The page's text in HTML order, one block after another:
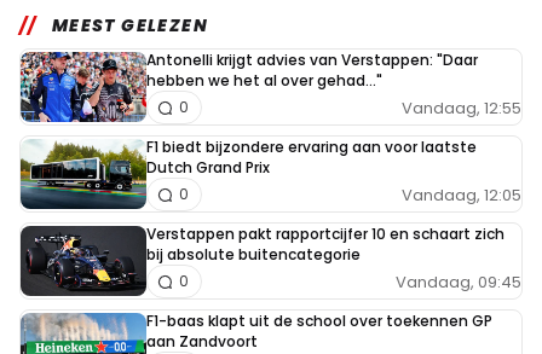
MEEST GELEZEN
Antonelli krijgt advies van Verstappen: "Daar
hebben we het al over gehad..."
Vandaag, 12:55
0
F1 biedt bijzondere ervaring aan voor laatste
Dutch Grand Prix
Vandaag, 12:05
0
Verstappen pakt rapportcijfer 10 en schaart zich
bij absolute buitencategorie
Vandaag, 09:45
0
F1-baas klapt uit de school over toekennen GP
aan Zandvoort